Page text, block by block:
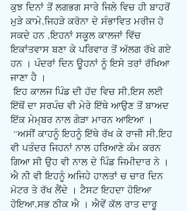
ਕੁਝ ਦਿਨਾਂ ਤੋਂ ਲਗਭਗ ਸਾਰੇ ਜਿਲੇ ਵਿਚ ਹੀ ਬਾਹਰੋਂ
ਮੁੜੇ ਕਾਮੇ,ਜਿਹੜੇ ਕਰੋਨਾ ਦੇ ਸੰਭਾਵਿਤ ਮਰੀਜ ਹੋ
ਸਕਦੇ ਹਨ ,ਇਹਨਾਂ ਸਕੂਲ ਕਾਲਜਾਂ ਵਿੱਚ
ਇਕਾਂਤਵਾਸ ਬਣਾ ਕੇ ਪਰਿਵਾਰ ਤੋਂ ਅੱਲਗ ਰੱਖੇ ਗਏ
ਹਨ । ਪੰਦਰਾਂ ਦਿਨ ਊਹਨਾਂ ਨੂੰ ਇਸੇ ਤਰਾਂ ਰੱਖਿਆ
ਜਾਣਾ ਹੈ ।
ਇਹ ਕਾਲਜ ਪਿੰਡ ਦੀ ਹੱਦ ਵਿਚ ਸੀ,ਇਸ ਲਈ
ਇੱਥੋਂ ਦਾ ਸਰਪੰਚ ਵੀ ਮੇਰੇ ਇੱਥੇ ਆਉਣ ਤੋਂ ਬਾਅਦ
ਇੱਕ ਮੇਮ੍ਬਰ ਨਾਲ ਗੇੜਾ ਮਾਰਨ ਆਇਆ ।
ਵੀ ਪਤੰਦਰ ਜਿਹਨਾਂ ਨਾਲ ਹਰਿਆਣੇ ਕੰਮ ਕਰਨ
ਗਿਆ ਸੀ ਉਹ ਵੀ ਨਾਲ ਦੇ ਪਿੰਡ ਜਿਮੀਦਾਰ ਨੇ ।
ਐ ਨੀ ਵੀ ਇਹਨੂੰ ਅਜਿਹੇ ਹਾਲਤਾਂ ਚ ਚਾਰ ਦਿਨ
ਮੋਟਰ ਤੇ ਰੱਖ ਲੈਂਦੇ । ਟੈਸਟ ਇਹਦਾ ਹੋਇਆ
ਹੋਇਆ,ਸਭ ਠੀਕ ਐ । ਐਵੇਂ ਕੱਲ ਰਾਤ ਦਾਰੂ